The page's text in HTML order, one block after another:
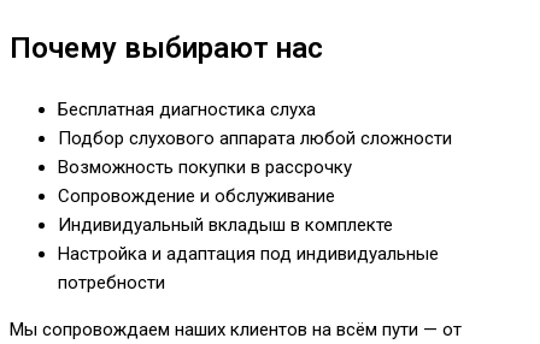
Почему выбирают нас
Бесплатная диагностика слуха
Подбор слухового аппарата любой сложности
Возможность покупки в рассрочку
Сопровождение и обслуживание
Индивидуальный вкладыш в комплекте
Настройка и адаптация под индивидуальные
потребности
Мы сопровождаем наших клиентов на всём пути — от